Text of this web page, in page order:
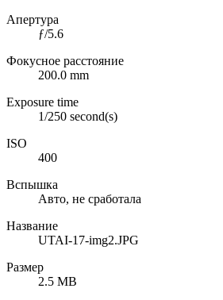
Апертура
ƒ/5.6
Фокусное расстояние
200.0 mm
Exposure time
1/250 second(s)
ISO
400
Вспышка
Авто, не сработала
Название
UTAI-17-img2.JPG
Размер
2.5 MB